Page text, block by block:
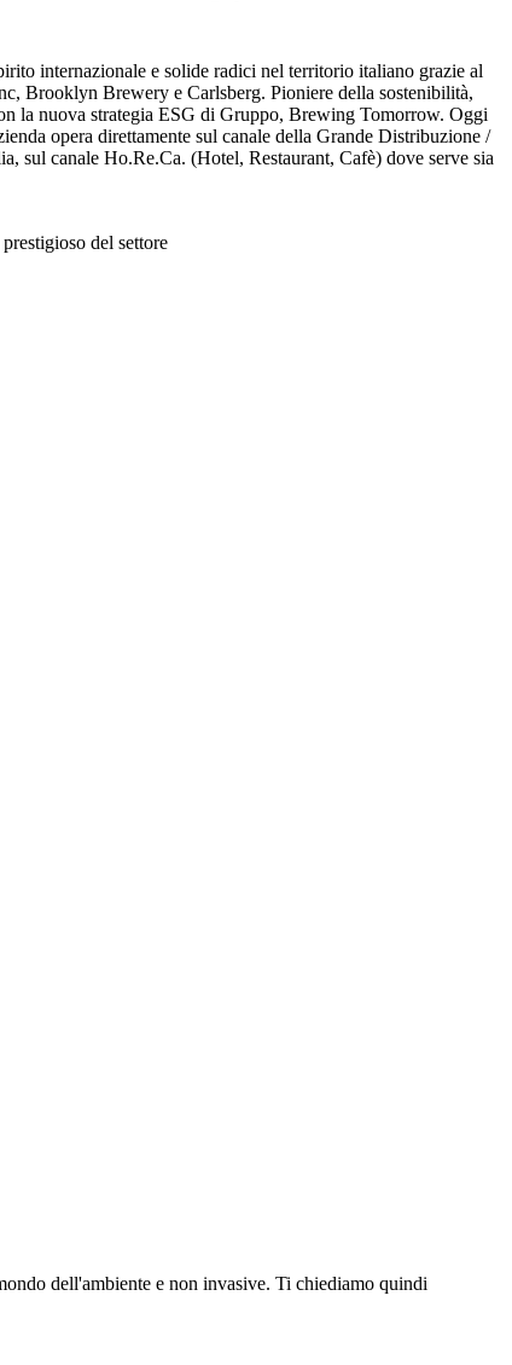
internazionale e solide radici nel territorio italiano grazie al
Brooklyn Brewery e Carlsberg. Pioniere della sostenibilità,
la nuova strategia ESG di Gruppo, Brewing Tomorrow. Oggi
opera direttamente sul canale della Grande Distribuzione /
sul canale Ho.Re.Ca. (Hotel, Restaurant, Cafè) dove serve sia
del settore
dell'ambiente e non invasive. Ti chiediamo quindi